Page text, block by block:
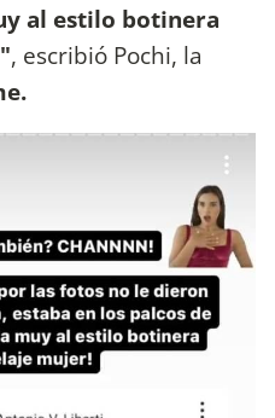
al estilo botinera
, escribió Pochi, la